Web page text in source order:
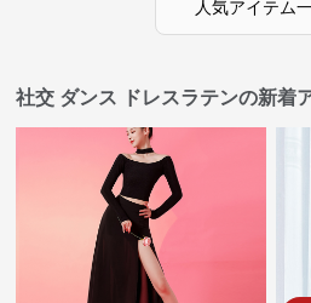
人気アイテム
社交 ダンス ドレスラテンの新着